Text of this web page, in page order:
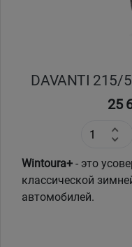
DAVANTI 215/
25
Wintoura+ - это
классической
автомобилей.